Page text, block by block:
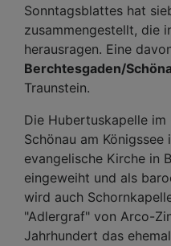
Sonntagsblattes hat
zusammengestellt, die
herausragen. Eine
Berchtesgaden/
Traunstein.
Die Hubertuskapelle
Schönau am
evangelische Kirche in
eingeweiht und als
wird auch
"Adlergraf" von Arco-
Jahrhundert das